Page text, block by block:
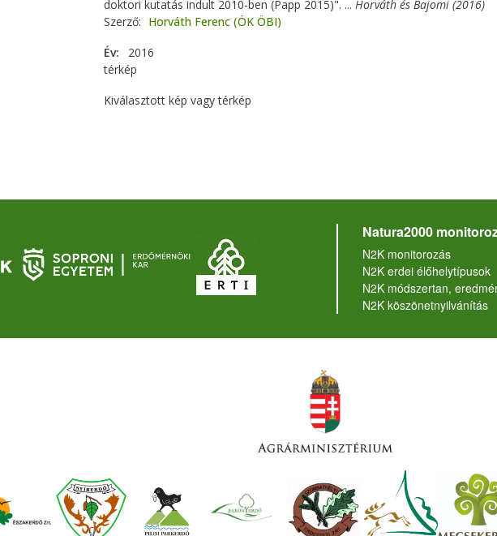
doktori kutatás indult 2010-ben (Papp 2015)". ... Horváth és Bajomi (2016)
Szerző
Horváth Ferenc (ÖK ÖBI)
Év
2016
térkép
Kiválasztott kép vagy térkép
Natura2000
N2K monitorozás
N2K erdei élőhelytípusok
N2K módszertan,
N2K köszönetnyilvánítás